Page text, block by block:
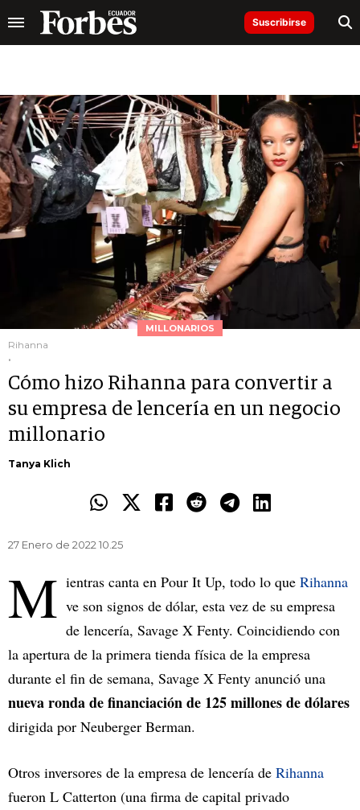
Suscribirse
MILLONARIOS
Rihanna
.
Cómo hizo Rihanna para convertir a
su empresa de lencería en un negocio
millonario
Tanya Klich
27 Enero de 2022 10.25
M ientras canta en Pour It Up, todo lo que Rihanna
ve son signos de dólar, esta vez de su empresa
de lencería, Savage X Fenty. Coincidiendo con
la apertura de la primera tienda física de la empresa
durante el fin de semana, Savage X Fenty anunció una
nueva ronda de financiación de 125 millones de dólares
dirigida por Neuberger Berman.
Otros inversores de la empresa de lencería de Rihanna
fueron L Catterton (una firma de capital privado